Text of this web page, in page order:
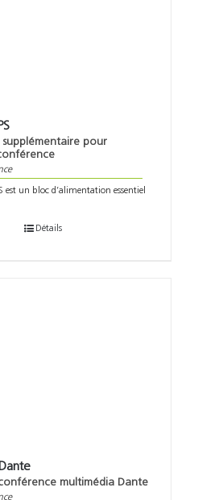
pour
est un bloc d’alimentation essentiel
Détails
multimédia Dante